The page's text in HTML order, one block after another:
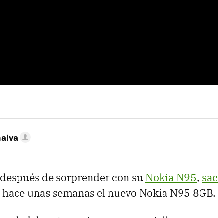
de sorprender con su Nokia N95,
hace unas semanas el nuevo Nokia N95 8GB.